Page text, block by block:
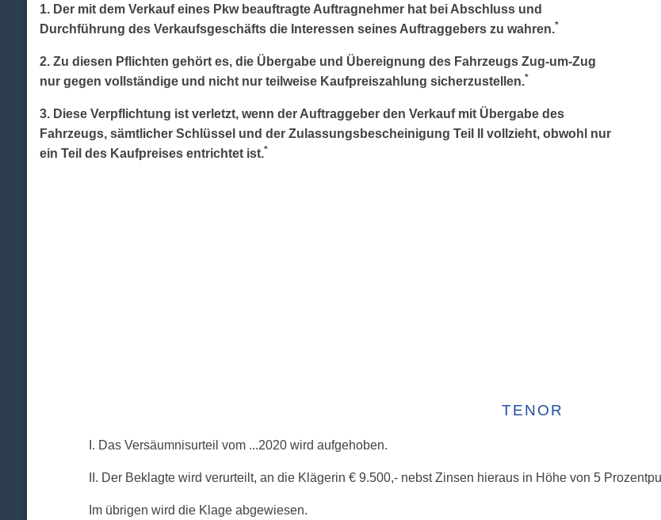
1. Der mit dem Verkauf eines Pkw beauftragte Auftragnehmer hat bei Abschluss und
Durchführung des Verkaufsgeschäfts die Interessen seines Auftraggebers zu wahren.*
2. Zu diesen Pflichten gehört es, die Übergabe und Übereignung des Fahrzeugs Zug-um-Zug
nur gegen vollständige und nicht nur teilweise Kaufpreiszahlung sicherzustellen.*
3. Diese Verpflichtung ist verletzt, wenn der Auftraggeber den Verkauf mit Übergabe des
Fahrzeugs, sämtlicher Schlüssel und der Zulassungsbescheinigung Teil II vollzieht, obwohl nur
ein Teil des Kaufpreises entrichtet ist.*
TENOR
I. Das Versäumnisurteil vom ...2020 wird aufgehoben.
II. Der Beklagte wird verurteilt, an die Klägerin € 9.500,- nebst Zinsen hieraus in Höhe von 5
Im übrigen wird die Klage abgewiesen.